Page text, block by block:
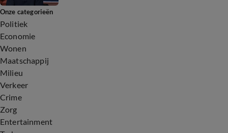
Onze categorieën
Politiek
Economie
Wonen
Maatschappij
Milieu
Verkeer
Crime
Zorg
Entertainment